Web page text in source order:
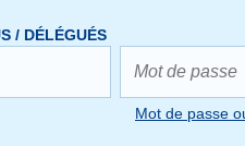
/ DÉLÉGUÉS
Mot de passe